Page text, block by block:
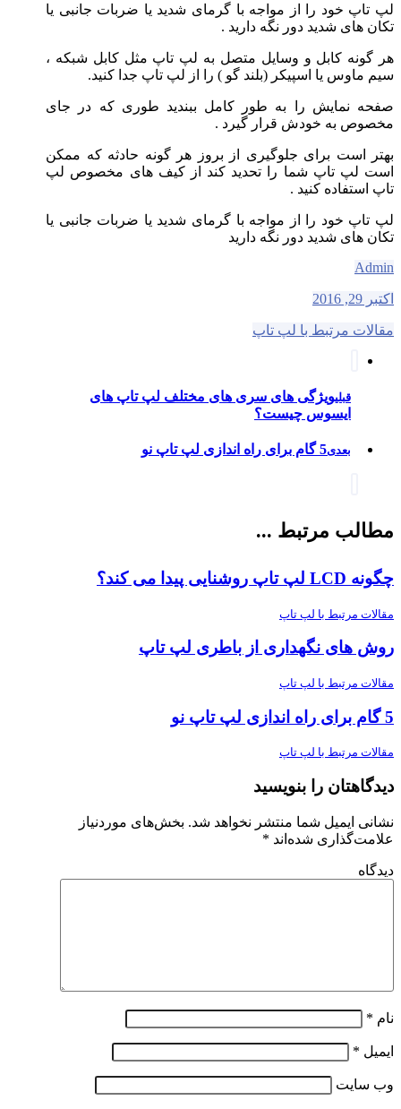
لپ تاپ خود را از مواجه با گرمای شدید یا ضربات جانبی یا
تکان های شدید دور نگه دارید .
هر گونه کابل و وسایل متصل به لپ تاپ مثل کابل شبکه ،
سیم ماوس یا اسپیکر (بلند گو ) را از لپ تاپ جدا کنید.
صفحه نمایش را به طور کامل ببندید طوری که در جای
مخصوص به خودش قرار گیرد .
بهتر است برای جلوگیری از بروز هر گونه حادثه که ممکن
است لپ تاپ شما را تحدید کند از کیف های مخصوص لپ
تاپ استفاده کنید .
لپ تاپ خود را از مواجه با گرمای شدید یا ضربات جانبی یا
تکان های شدید دور نگه دارید
Admin
اکتبر 29, 2016
مقالات مرتبط با لپ تاپ
قبلیویژگی های سری های مختلف لپ تاپ های
ایسوس چیست؟
بعدی5 گام برای راه اندازی لپ تاپ نو
مطالب مرتبط ...
چگونه LCD لپ تاپ روشنایی پیدا می کند؟
مقالات مرتبط با لپ تاپ
روش های نگهداری از باطری لپ تاپ
مقالات مرتبط با لپ تاپ
5 گام برای راه اندازی لپ تاپ نو
مقالات مرتبط با لپ تاپ
دیدگاهتان را بنویسید
نشانی ایمیل شما منتشر نخواهد شد. بخش‌های موردنیاز
علامت‌گذاری شده‌اند *
دیدگاه
نام *
ایمیل *
وب‌ سایت